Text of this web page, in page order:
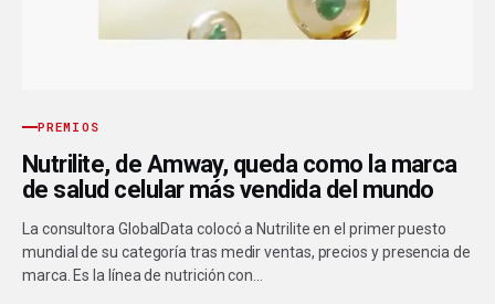
PREMIOS
Nutrilite, de Amway, queda como la marca
de salud celular más vendida del mundo
La consultora GlobalData colocó a Nutrilite en el primer puesto
mundial de su categoría tras medir ventas, precios y presencia de
marca. Es la línea de nutrición con…